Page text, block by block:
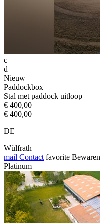
c
d
Nieuw
Paddockbox
Stal met paddock uitloop
€ 400,00
€ 400,00
DE
Wülfrath
mail Contact favorite Bewaren
Platinum